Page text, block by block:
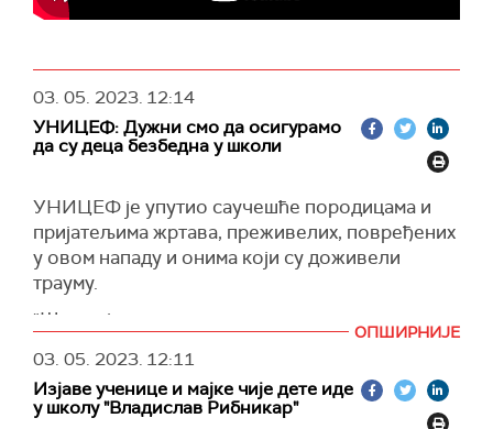
03. 05. 2023. 12:14
УНИЦЕФ: Дужни смо да осигурамо
да су деца безбедна у школи
УНИЦЕФ је упутио саучешће породицама и
пријатељима жртава, преживелих, повређених
у овом нападу и онима који су доживели
трауму.
"Школа је место наде, оптимизма и припреме
за бољи свет. Није место за насиље било које
врсте. Дужни смо да осигурамо да су деца
безбедна у школи!", наводи се у саопштењу
УНИЦЕФ-а.
ОПШИРНИЈЕ
03. 05. 2023. 12:11
Изјаве ученице и мајке чије дете иде
у школу "Владислав Рибникар"